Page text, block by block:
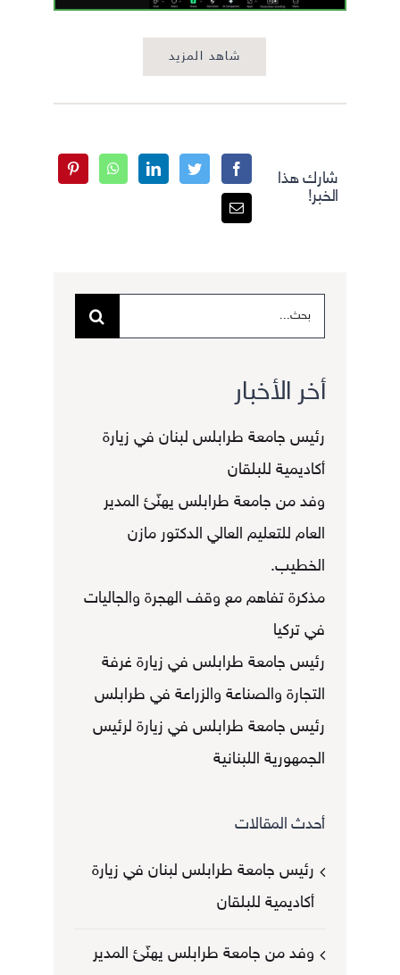
شاهد المزيد
شارك هذا
الخبر!
البحث
عن:
أخر الأخبار
رئيس جامعة طرابلس لبنان في زيارة
أكاديمية للبلقان
وفد من جامعة طرابلس يهنّئ المدير
العام للتعليم العالي الدكتور مازن
الخطيب.
مذكرة تفاهم مع وقف الهجرة والجاليات
في تركيا
رئيس جامعة طرابلس في زيارة غرفة
التجارة والصناعة والزراعة في طرابلس
رئيس جامعة طرابلس في زيارة لرئيس
الجمهورية اللبنانية
أحدث المقالات
رئيس جامعة طرابلس لبنان في زيارة
أكاديمية للبلقان
وفد من جامعة طرابلس يهنّئ المدير